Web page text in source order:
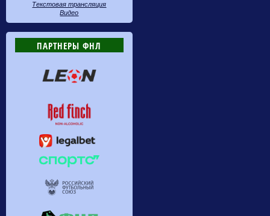
Текстовая трансляция
Видео
ПАРТНЕРЫ ФНЛ